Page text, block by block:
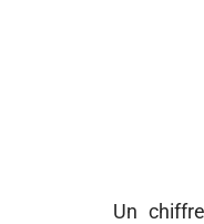
Un